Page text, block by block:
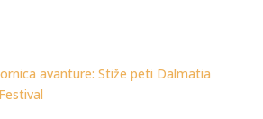
avanture: Stiže peti Dalmatia